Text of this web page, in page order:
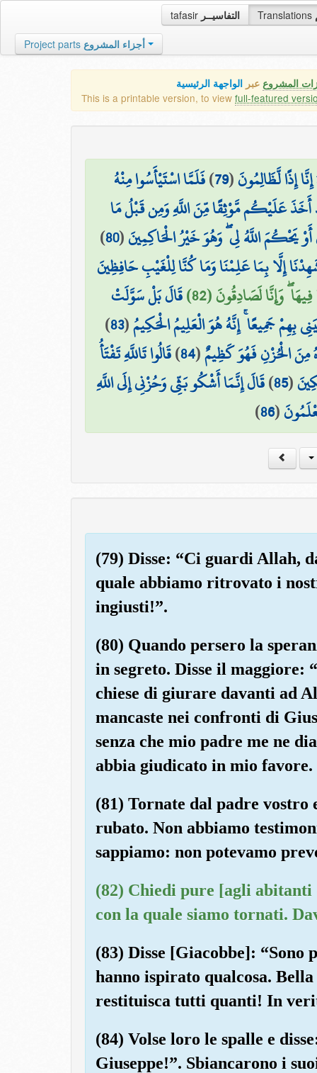
tafasir التفاسيــر Translations
Project parts أجزاء المشروع
المشروع عبر الواجهة الرئيسية
This is a printable version, to view full-featured
إِذًا لَّظَالِمُونَ(
79
)فَلَمَّا اسْتَيْأَسُوا مِنْهُ
أَخَذَ عَلَيْكُم مَّوْثِقًا مِّنَ اللَّهِ وَمِن قَبْلُ مَا
يَحْكُمَ اللَّهُ لِي ۖ وَهُوَ خَيْرُ الْحَاكِمِينَ(
80
)
إِلَّا بِمَا عَلِمْنَا وَمَا كُنَّا لِلْغَيْبِ حَافِظِينَ
وَإِنَّا لَصَادِقُونَ (82)
قَالَ بَلْ سَوَّلَتْ
جَمِيعًا ۚ إِنَّهُ هُوَ الْعَلِيمُ الْحَكِيمُ(
83
)
مِنَ الْحُزْنِ فَهُوَ كَظِيمٌ(
84
)قَالُوا تَاللَّهِ تَفْتَأُ
(
85
)قَالَ إِنَّمَا أَشْكُو بَثِّي وَحُزْنِي إِلَى اللَّهِ
(
86
)
(79) Disse: “Ci guardi Allah,
quale abbiamo ritrovato i
ingiusti!”.
(80) Quando persero la
in segreto. Disse il maggiore:
chiese di giurare davanti ad
mancaste nei confronti di
senza che mio padre me ne
abbia giudicato in mio
(81) Tornate dal padre
rubato. Non abbiamo
sappiamo: non potevamo
(82) Chiedi pure [agli
con la quale siamo tornati.
(83) Disse [Giacobbe]: “Sono
hanno ispirato qualcosa.
restituisca tutti quanti! In
(84) Volse loro le spalle e
Giuseppe!”. Sbiancarono i